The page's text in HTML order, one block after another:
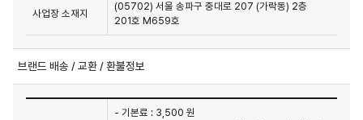
사업장 소재지
(05702) 서울 송파구 중대로 207 (가락동) 2층
201호 M659호
브랜드 배송 / 교환 / 환불정보
- 기본료 : 3,500 원